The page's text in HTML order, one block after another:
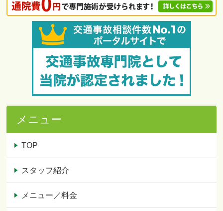
メニュー
TOP
スタッフ紹介
メニュー／料金